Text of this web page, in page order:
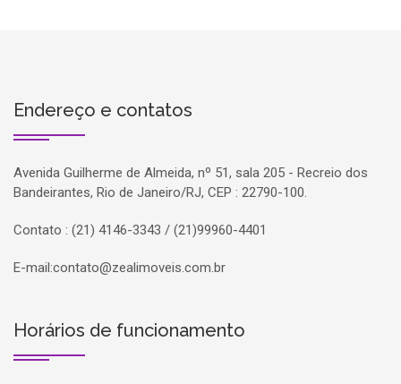
Endereço e contatos
Avenida Guilherme de Almeida, nº 51, sala 205 - Recreio dos
Bandeirantes, Rio de Janeiro/RJ, CEP : 22790-100.
Contato : (21) 4146-3343 / (21)99960-4401
E-mail:contato@zealimoveis.com.br
Horários de funcionamento